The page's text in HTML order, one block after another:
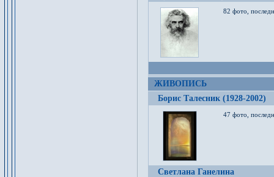
82 фото,
ЖИВОПИСЬ
Борис Талесник (1928-2002)
47 фото,
Светлана Ганелина